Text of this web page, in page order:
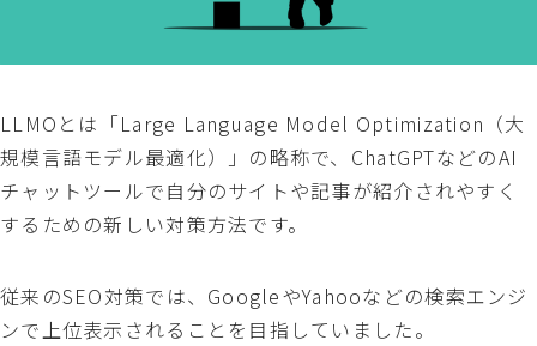
LLMOとは「Large Language Model Optimization（大
規模言語モデル最適化）」の略称で、ChatGPTなどのAI
チャットツールで自分のサイトや記事が紹介されやすく
するための新しい対策方法です。
従来のSEO対策では、GoogleやYahooなどの検索エンジ
ンで上位表示されることを目指していました。